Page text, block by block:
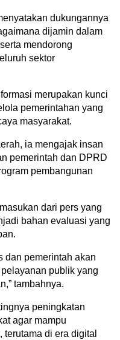
dukungannya
dijamin dalam
mendorong
sektor
merupakan kunci
pemerintahan yang
masyarakat.
ia mengajak insan
pemerintah dan DPRD
pembangunan
dari pers yang
bahan evaluasi yang
dan pemerintah akan
publik yang
tambahnya.
peningkatan
agar mampu
di era digital